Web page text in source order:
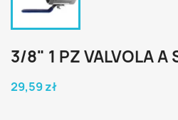
3/8" 1 PZ VALVOLA A
29,59 zł